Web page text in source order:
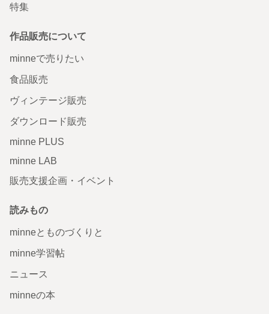
特集
作品販売について
minneで売りたい
食品販売
ヴィンテージ販売
ダウンロード販売
minne PLUS
minne LAB
販売支援企画・イベント
読みもの
minneとものづくりと
minne学習帖
ニュース
minneの本